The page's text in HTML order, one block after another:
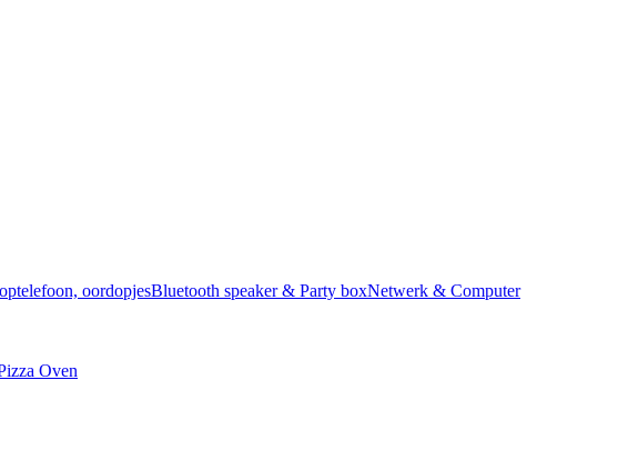
oordopjesBluetooth speaker & Party boxNetwerk & Computer
Oven